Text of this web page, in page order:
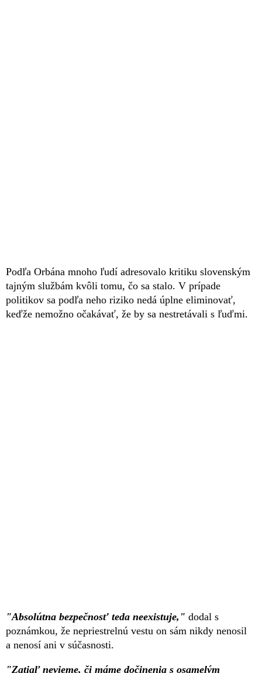
Podľa Orbána mnoho ľudí adresovalo kritiku slovenským
tajným službám kvôli tomu, čo sa stalo. V prípade
politikov sa podľa neho riziko nedá úplne eliminovať,
keďže nemožno očakávať, že by sa nestretávali s ľuďmi.
"Absolútna bezpečnosť teda neexistuje," dodal s
poznámkou, že nepriestrelnú vestu on sám nikdy nenosil
a nenosí ani v súčasnosti.
"Zatiaľ nevieme, či máme dočinenia s osamelým